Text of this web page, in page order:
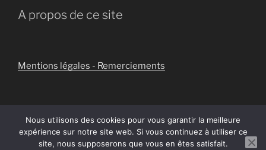
A propos de ce site
Mentions légales - Remerciements
Politique de confidentialité
Fièrement propulsé par
Nous utilisons des cookies pour vous garantir la meilleure
expérience sur notre site web. Si vous continuez à utiliser ce
site, nous supposerons que vous en êtes satisfait.